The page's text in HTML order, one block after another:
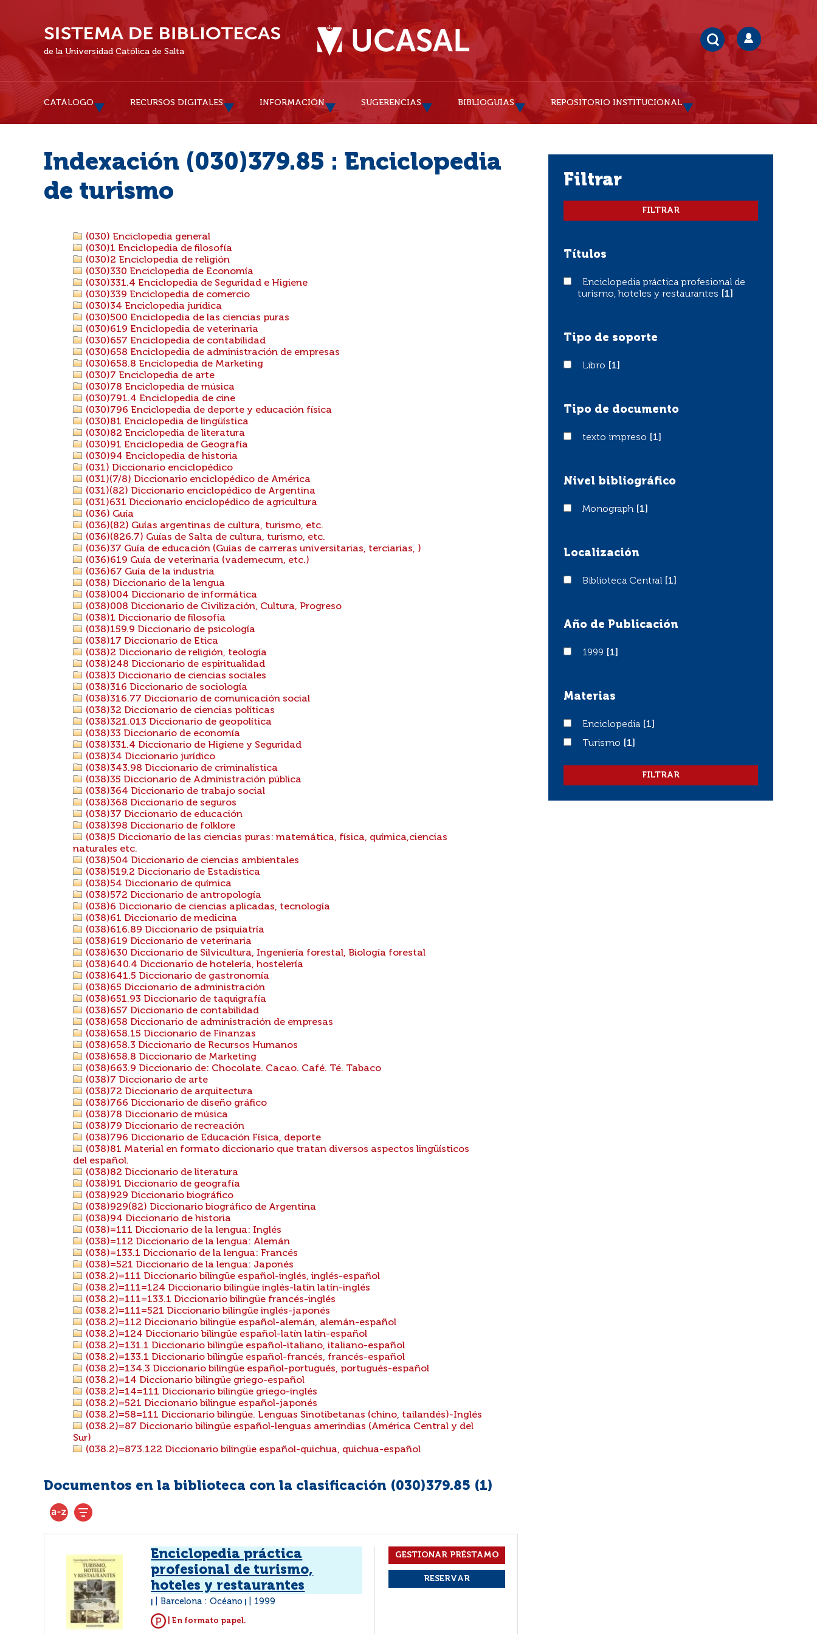
de la Universidad Católica de Salta
CATÁLOGO RECURSOS DIGITALES INFORMACIÓN SUGERENCIAS BIBLIOGUÍAS REPOSITORIO INSTITUCIONAL
Indexación (030)379.85 : Enciclopedia
de turismo
(030) Enciclopedia general
(030)1 Enciclopedia de filosofía
(030)2 Enciclopedia de religión
(030)330 Enciclopedia de Economía
(030)331.4 Enciclopedia de Seguridad e Higiene
(030)339 Enciclopedia de comercio
(030)34 Enciclopedia jurídica
(030)500 Enciclopedia de las ciencias puras
(030)619 Enciclopedia de veterinaria
(030)657 Enciclopedia de contabilidad
(030)658 Enciclopedia de administración de empresas
(030)658.8 Enciclopedia de Marketing
(030)7 Enciclopedia de arte
(030)78 Enciclopedia de música
(030)791.4 Enciclopedia de cine
(030)796 Enciclopedia de deporte y educación física
(030)81 Enciclopedia de lingüística
(030)82 Enciclopedia de literatura
(030)91 Enciclopedia de Geografía
(030)94 Enciclopedia de historia
(031) Diccionario enciclopédico
(031)(7/8) Diccionario enciclopédico de América
(031)(82) Diccionario enciclopédico de Argentina
(031)631 Diccionario enciclopédico de agricultura
(036) Guía
(036)(82) Guías argentinas de cultura, turismo, etc.
(036)(826.7) Guías de Salta de cultura, turismo, etc.
(036)37 Guía de educación (Guías de carreras universitarias, terciarias, )
(036)619 Guía de veterinaria (vademecum, etc.)
(036)67 Guía de la industria
(038) Diccionario de la lengua
(038)004 Diccionario de informática
(038)008 Diccionario de Civilización, Cultura, Progreso
(038)1 Diccionario de filosofía
(038)159.9 Diccionario de psicología
(038)17 Diccionario de Etica
(038)2 Diccionario de religión, teología
(038)248 Diccionario de espiritualidad
(038)3 Diccionario de ciencias sociales
(038)316 Diccionario de sociología
(038)316.77 Diccionario de comunicación social
(038)32 Diccionario de ciencias políticas
(038)321.013 Diccionario de geopolítica
(038)33 Diccionario de economía
(038)331.4 Diccionario de Higiene y Seguridad
(038)34 Diccionario jurídico
(038)343.98 Diccionario de criminalística
(038)35 Diccionario de Administración pública
(038)364 Diccionario de trabajo social
(038)368 Diccionario de seguros
(038)37 Diccionario de educación
(038)398 Diccionario de folklore
(038)5 Diccionario de las ciencias puras: matemática, física, química,ciencias
naturales etc.
(038)504 Diccionario de ciencias ambientales
(038)519.2 Diccionario de Estadística
(038)54 Diccionario de química
(038)572 Diccionario de antropología
(038)6 Diccionario de ciencias aplicadas, tecnología
(038)61 Diccionario de medicina
(038)616.89 Diccionario de psiquiatría
(038)619 Diccionario de veterinaria
(038)630 Diccionario de Silvicultura, Ingeniería forestal, Biología forestal
(038)640.4 Diccionario de hotelería, hostelería
(038)641.5 Diccionario de gastronomía
(038)65 Diccionario de administración
(038)651.93 Diccionario de taquigrafía
(038)657 Diccionario de contabilidad
(038)658 Diccionario de administración de empresas
(038)658.15 Diccionario de Finanzas
(038)658.3 Diccionario de Recursos Humanos
(038)658.8 Diccionario de Marketing
(038)663.9 Diccionario de: Chocolate. Cacao. Café. Té. Tabaco
(038)7 Diccionario de arte
(038)72 Diccionario de arquitectura
(038)766 Diccionario de diseño gráfico
(038)78 Diccionario de música
(038)79 Diccionario de recreación
(038)796 Diccionario de Educación Física, deporte
(038)81 Material en formato diccionario que tratan diversos aspectos lingüísticos
del español.
(038)82 Diccionario de literatura
(038)91 Diccionario de geografía
(038)929 Diccionario biográfico
(038)929(82) Diccionario biográfico de Argentina
(038)94 Diccionario de historia
(038)=111 Diccionario de la lengua: Inglés
(038)=112 Diccionario de la lengua: Alemán
(038)=133.1 Diccionario de la lengua: Francés
(038)=521 Diccionario de la lengua: Japonés
(038.2)=111 Diccionario bilingüe español-inglés, inglés-español
(038.2)=111=124 Diccionario bilingüe inglés-latín latín-inglés
(038.2)=111=133.1 Diccionario bilingüe francés-inglés
(038.2)=111=521 Diccionario bilingüe inglés-japonés
(038.2)=112 Diccionario bilingüe español-alemán, alemán-español
(038.2)=124 Diccionario bilingüe español-latín latín-español
(038.2)=131.1 Diccionario bilingüe español-italiano, italiano-español
(038.2)=133.1 Diccionario bilingüe español-francés, francés-español
(038.2)=134.3 Diccionario bilingüe español-portugués, portugués-español
(038.2)=14 Diccionario bilingüe griego-español
(038.2)=14=111 Diccionario bilingüe griego-inglés
(038.2)=521 Diccionario bilingue español-japonés
(038.2)=58=111 Diccionario bilingüe. Lenguas Sinotibetanas (chino, tailandés)-Inglés
(038.2)=87 Diccionario bilingüe español-lenguas amerindias (América Central y del
Sur)
(038.2)=873.122 Diccionario bilingüe español-quichua, quichua-español
Documentos en la biblioteca con la clasificación (030)379.85 (1)
Enciclopedia práctica
profesional de turismo,
hoteles y restaurantes
Barcelona : Océano 1999
| En formato papel.
filtrar
Títulos
Enciclopedia práctica profesional de turismo, hoteles y
Enciclopedia práctica profesional de
turismo, hoteles y restaurantes
[1]
Tipo de soporte
LibroLibro [1]
Tipo de documento
texto impreso
texto impreso [1]
Nivel bibliográfico
Monograph
Monograph [1]
Localización
Biblioteca Central
Biblioteca Central [1]
Año de Publicación
19991999 [1]
Materias
Enciclopedia
Enciclopedia
[1]
TurismoTurismo [1]